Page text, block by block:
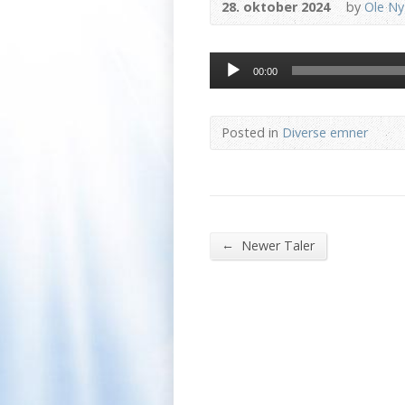
28. oktober 2024 byOle
Lydafspiller
00:00
Posted inDiverse emner
← Newer Taler